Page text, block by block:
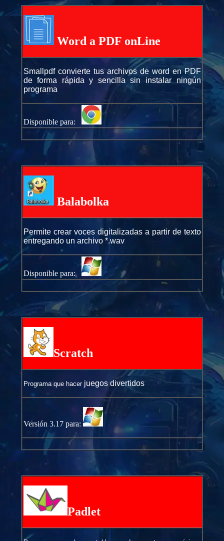
Word a PDF onLine
Smallpdf convierte tus archivos de word en PDF
de forma rápida y sencilla sin instalar ningún
programa
Disponible para:
Balabolka
Permite crear voces digitalizadas a partir de texto
entregando un archivo *.wav
Disponible para:
Scratch
Programa que hacer juegos divertidos
Versión 3.17 para:
Padlet